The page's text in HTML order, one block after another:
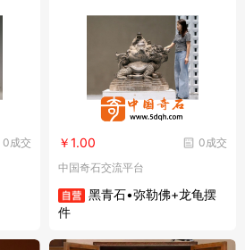
0成交 0成交
￥1.00
中国奇石交流平台
黑青石•弥勒佛+龙龟摆
件